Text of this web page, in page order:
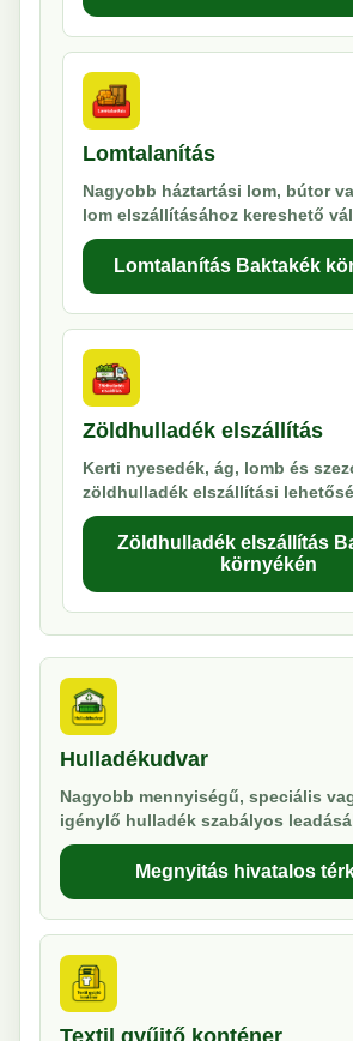
Lomtalanítás
Nagyobb háztartási lom, bútor
lom elszállításához kereshető
Lomtalanítás Baktakék
Zöldhulladék elszállítás
Kerti nyesedék, ág, lomb és
zöldhulladék elszállítási
Zöldhulladék elszállítás
környékén
Hulladékudvar
Nagyobb mennyiségű, speciális
igénylő hulladék szabályos
Megnyitás hivatalos
Textil gyűjtő konténer